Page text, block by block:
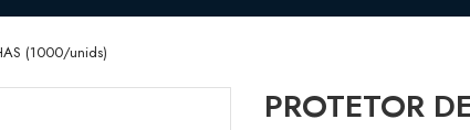
(1000/unids)
PROTETOR